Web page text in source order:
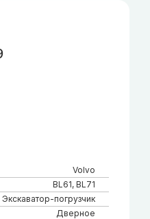
Volvo
BL61, BL71
Экскаватор-погрузчик
Дверное